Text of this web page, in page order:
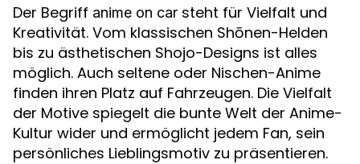
Der Begriff anime on car steht für Vielfalt und
Kreativität. Vom klassischen Shōnen-Helden
bis zu ästhetischen Shojo-Designs ist alles
möglich. Auch seltene oder Nischen-Anime
finden ihren Platz auf Fahrzeugen. Die Vielfalt
der Motive spiegelt die bunte Welt der Anime-
Kultur wider und ermöglicht jedem Fan, sein
persönliches Lieblingsmotiv zu präsentieren.